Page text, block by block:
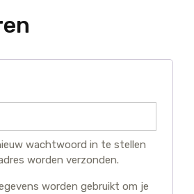
wachtwoord in te stellen
worden verzonden.
worden gebruikt om je